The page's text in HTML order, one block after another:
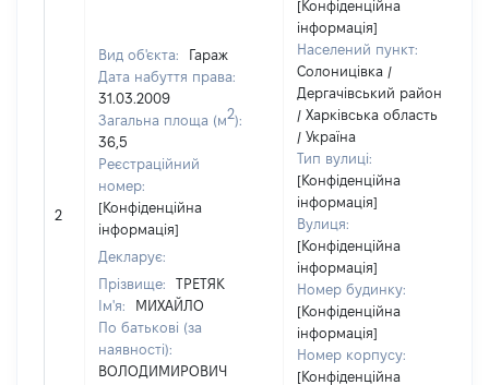
2
Вид об'єкта:
Гараж
Дата набуття права:
31.03.2009
Загальна площа (м2):
36,5
Реєстраційний
номер:
[Конфіденційна
інформація]
Декларує:
Прізвище:
ТРЕТЯК
Ім'я:
МИХАЙЛО
По батькові (за
наявності):
ВОЛОДИМИРОВИЧ
[Конфіденційна
інформація]
Населений пункт:
Солоницівка /
Дергачівський район
/ Харківська область
/ Україна
Тип вулиці:
[Конфіденційна
інформація]
Вулиця:
[Конфіденційна
інформація]
Номер будинку:
[Конфіденційна
інформація]
Номер корпусу:
[Конфіденційна